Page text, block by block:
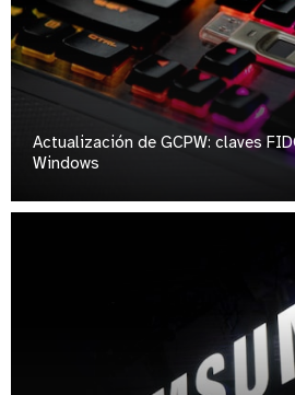
Actualización de GCPW: claves
Windows